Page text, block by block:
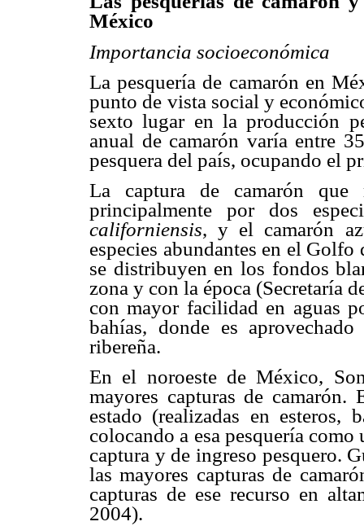
México
Importancia socioeconómica
La pesquería de camarón en
punto de vista social y
sexto lugar en la producción
anual de camarón varía entre
pesquera del país, ocupando el
La captura de camarón que
principalmente por dos
californiensis, y el camarón
especies abundantes en el
se distribuyen en los fondos
zona y con la época (Secretaría
con mayor facilidad en aguas
bahías, donde es
ribereña.
En el noroeste de México,
mayores capturas de camarón.
estado (realizadas en esteros,
colocando a esa pesquería
captura y de ingreso pesquero.
las mayores capturas de
capturas de ese recurso en
2004).